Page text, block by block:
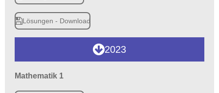
Lösungen - Download
2023
Mathematik 1